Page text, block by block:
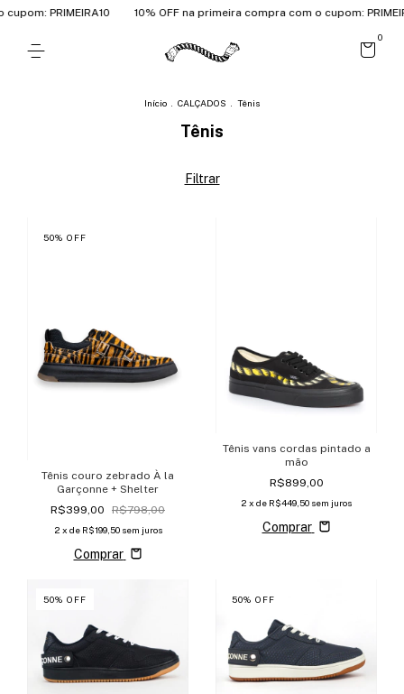
PRIMEIRA10 10% OFF na primeira compra com o cupom:
0
Início CALÇADOS Tênis
Tênis
Filtrar
50% OFF
Tênis couro zebrado À la
Garçonne + Shelter
R$399,00
R$798,00
2 x de R$199,50 sem juros
Comprar
Tênis vans cordas pintado a
mão
R$899,00
2 x de R$449,50 sem juros
Comprar
50% OFF 50% OFF